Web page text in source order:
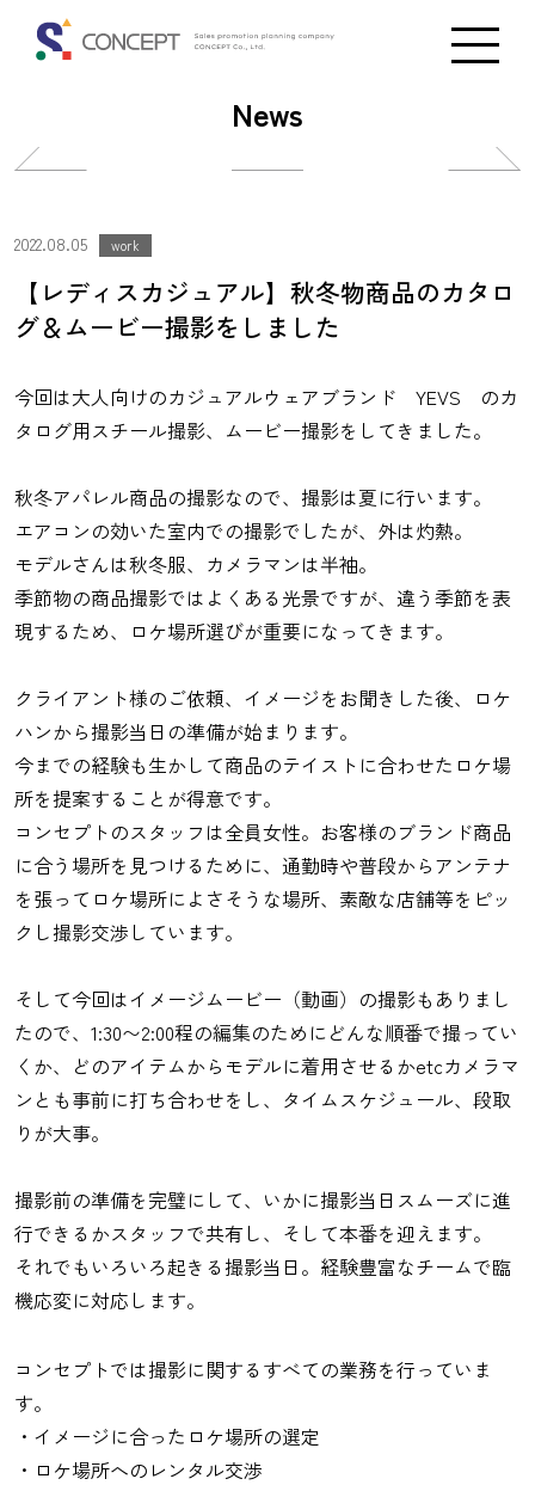
News
投
ナ
ビ
ゲ
ー
シ
ョ
ン
ビ
ゲ
ョ
ン
2022.08.05 work
【レディスカジュアル】秋冬物商品のカタロ
グ＆ムービー撮影をしました
今回は大人向けのカジュアルウェアブランド YEVS のカ
タログ用スチール撮影、ムービー撮影をしてきました。
秋冬アパレル商品の撮影なので、撮影は夏に行います。
エアコンの効いた室内での撮影でしたが、外は灼熱。
モデルさんは秋冬服、カメラマンは半袖。
季節物の商品撮影ではよくある光景ですが、違う季節を表
現するため、ロケ場所選びが重要になってきます。
クライアント様のご依頼、イメージをお聞きした後、ロケ
ハンから撮影当日の準備が始まります。
今までの経験も生かして商品のテイストに合わせたロケ場
所を提案することが得意です。
コンセプトのスタッフは全員女性。お客様のブランド商品
に合う場所を見つけるために、通勤時や普段からアンテナ
を張ってロケ場所によさそうな場所、素敵な店舗等をピッ
クし撮影交渉しています。
そして今回はイメージムービー（動画）の撮影もありまし
たので、1:30〜2:00程の編集のためにどんな順番で撮ってい
くか、どのアイテムからモデルに着用させるかetcカメラマ
ンとも事前に打ち合わせをし、タイムスケジュール、段取
りが大事。
撮影前の準備を完璧にして、いかに撮影当日スムーズに進
行できるかスタッフで共有し、そして本番を迎えます。
それでもいろいろ起きる撮影当日。経験豊富なチームで臨
機応変に対応します。
コンセプトでは撮影に関するすべての業務を行っていま
す。
・イメージに合ったロケ場所の選定
・ロケ場所へのレンタル交渉